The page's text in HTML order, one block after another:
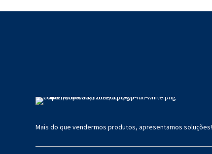
Mais do que vendermos produtos, apresentamos soluções!